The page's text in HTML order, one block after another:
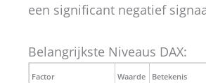
een significant negatief
Belangrijkste Niveaus DAX:
Factor Waarde Betekenis